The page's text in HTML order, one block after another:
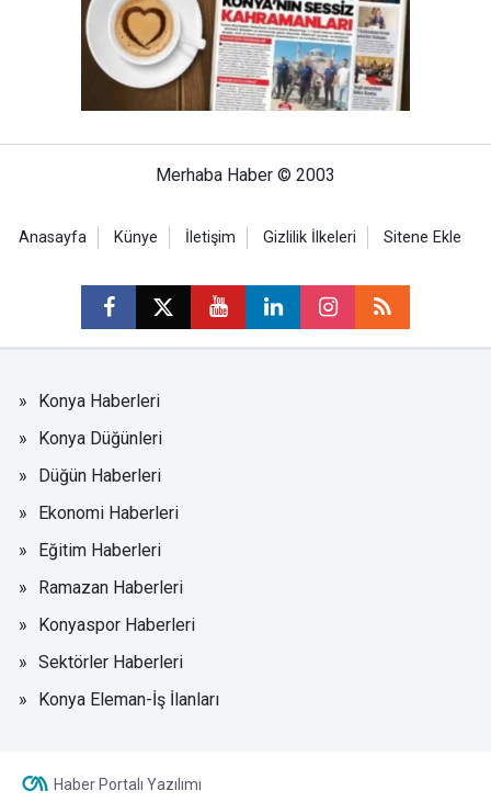
Merhaba Haber © 2003
Anasayfa Künye İletişim Gizlilik İlkeleri Sitene Ekle
Konya Haberleri
Konya Düğünleri
Düğün Haberleri
Ekonomi Haberleri
Eğitim Haberleri
Ramazan Haberleri
Konyaspor Haberleri
Sektörler Haberleri
Konya Eleman-İş İlanları
Haber Portalı Yazılımı